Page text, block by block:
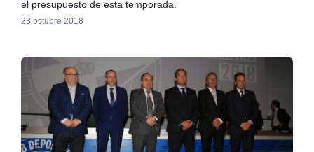
el presupuesto de esta temporada.
23 octubre 2018